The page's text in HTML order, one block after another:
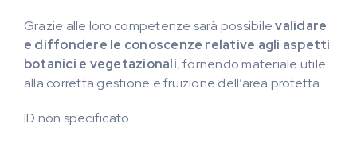
Grazie alle loro competenze sarà possibilevalidare
e diffondere le conoscenze relative agli aspetti
botanici e vegetazionali, fornendo materiale utile
alla corretta gestione e fruizione dell’area protetta
ID non specificato